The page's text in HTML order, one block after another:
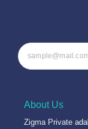
About Us
Zigma Private